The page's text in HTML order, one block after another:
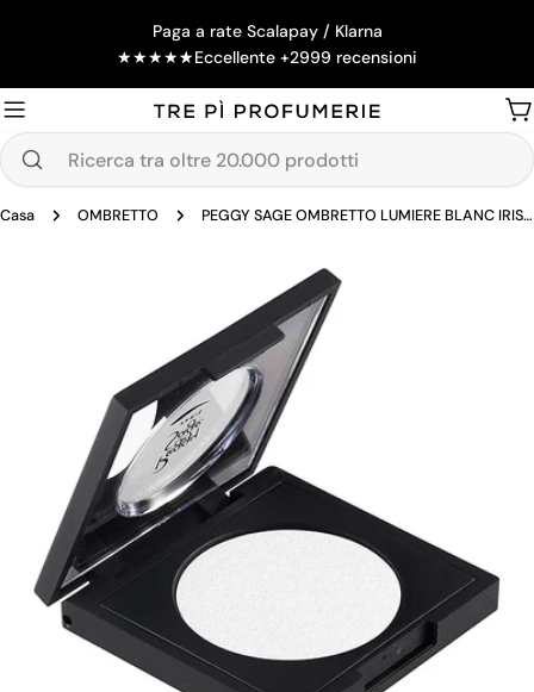
Paga a rate Scalapay / Klarna
★★★★★Eccellente +2999 recensioni
Ricerca
oltre
Casa OMBRETTO PEGGY SAGE OMBRETTO LUMIERE BLANC IRISE 3G
supporto 0 in modalità modale